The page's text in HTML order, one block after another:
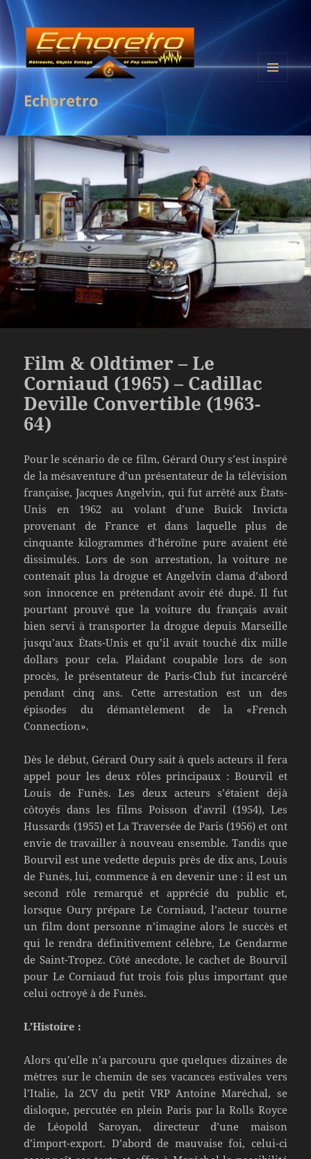
Echoretro
Film & Oldtimer – Le
Corniaud (1965) – Cadillac
Deville Convertible (1963-
64)
Pour le scénario de ce film, Gérard Oury s’est inspiré
de la mésaventure d’un présentateur de la télévision
française, Jacques Angelvin, qui fut arrêté aux États-
Unis en 1962 au volant d’une Buick Invicta
provenant de France et dans laquelle plus de
cinquante kilogrammes d’héroïne pure avaient été
dissimulés. Lors de son arrestation, la voiture ne
contenait plus la drogue et Angelvin clama d’abord
son innocence en prétendant avoir été dupé. Il fut
pourtant prouvé que la voiture du français avait
bien servi à transporter la drogue depuis Marseille
jusqu’aux États-Unis et qu’il avait touché dix mille
dollars pour cela. Plaidant coupable lors de son
procès, le présentateur de Paris-Club fut incarcéré
pendant cinq ans. Cette arrestation est un des
épisodes du démantèlement de la «French
Connection».
Dès le début, Gérard Oury sait à quels acteurs il fera
appel pour les deux rôles principaux : Bourvil et
Louis de Funès. Les deux acteurs s’étaient déjà
côtoyés dans les films Poisson d’avril (1954), Les
Hussards (1955) et La Traversée de Paris (1956) et ont
envie de travailler à nouveau ensemble. Tandis que
Bourvil est une vedette depuis près de dix ans, Louis
de Funès, lui, commence à en devenir une : il est un
second rôle remarqué et apprécié du public et,
lorsque Oury prépare Le Corniaud, l’acteur tourne
un film dont personne n’imagine alors le succès et
qui le rendra définitivement célèbre, Le Gendarme
de Saint-Tropez. Côté anecdote, le cachet de Bourvil
pour Le Corniaud fut trois fois plus important que
celui octroyé à de Funès.
L’Histoire :
Alors qu’elle n’a parcouru que quelques dizaines de
mètres sur le chemin de ses vacances estivales vers
l’Italie, la 2CV du petit VRP Antoine Maréchal, se
disloque, percutée en plein Paris par la Rolls Royce
de Léopold Saroyan, directeur d’une maison
d’import-export. D’abord de mauvaise foi, celui-ci